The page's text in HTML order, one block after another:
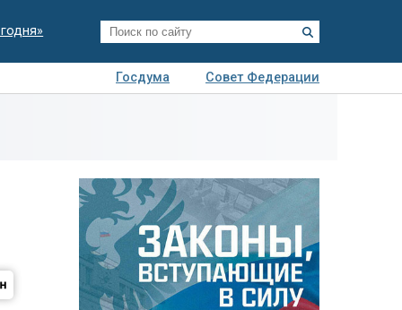
Госдума
Совет Федерации